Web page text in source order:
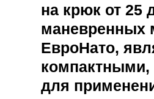
на крюк от 25
маневренных
ЕвроНато,
компактными,
для